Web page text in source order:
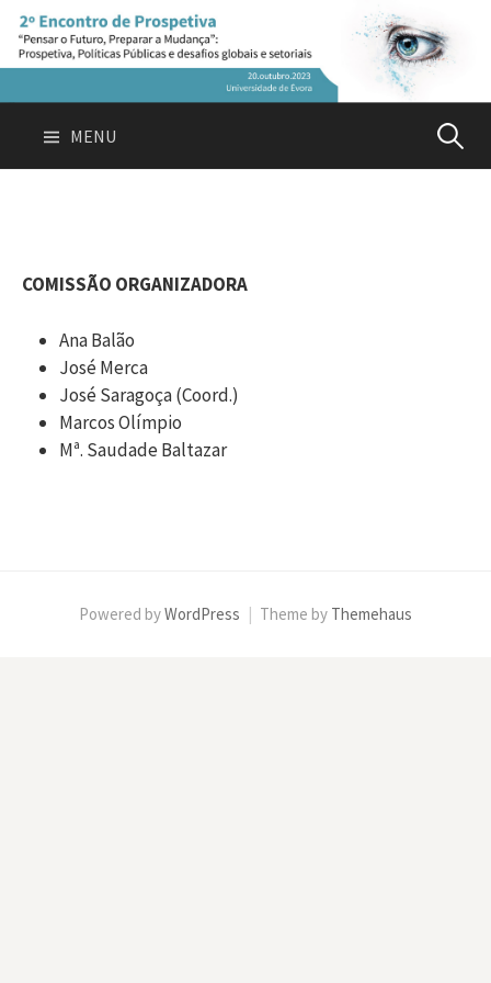
Skip
content
MENU
COMISSÃO ORGANIZADORA
Ana Balão
José Merca
José Saragoça (Coord.)
Marcos Olímpio
Mª. Saudade Baltazar
Powered byWordPress Theme by Themehaus